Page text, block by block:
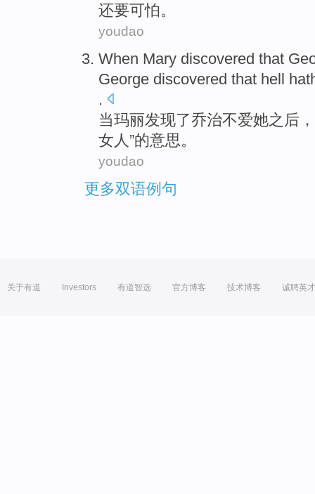
还要可怕。
youdao
When Mary discovered that
George discovered that hell
.
当玛丽发现了乔治不爱她之后
女人 ”的意思。
youdao
更多双语例句
关于有道 Investors 有道智选 官方博客 技术博客 诚聘英才